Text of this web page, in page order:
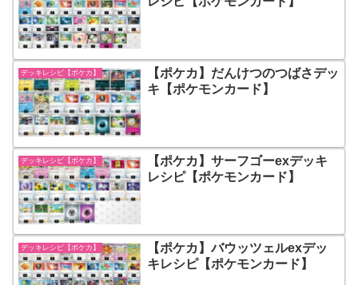
デッキレシピ【ポケカ】
【ポケカ】だんけつのつばさデッ
キ【ポケモンカード】
デッキレシピ【ポケカ】
【ポケカ】サーフゴーexデッキ
レシピ【ポケモンカード】
デッキレシピ【ポケカ】
【ポケカ】バウッツェルexデッ
キレシピ【ポケモンカード】